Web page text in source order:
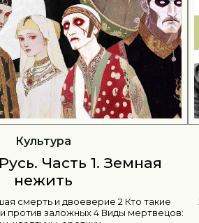
История
8 Марта: Ковалевская,
и Коллонтай
браки, частные уроки, газетные
дипломы и разбитые сердца.